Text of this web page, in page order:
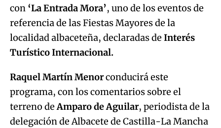
con ‘La Entrada Mora’, uno de los eventos de
referencia de las Fiestas Mayores de la
localidad albaceteña, declaradas de Interés
Turístico Internacional.
Raquel Martín Menorconducirá este
programa, con los comentarios sobre el
terreno deAmparo de Aguilar, periodista de la
delegación de Albacete de Castilla-La Mancha